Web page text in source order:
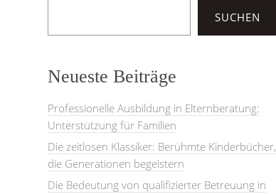
SUCHEN
Neueste Beiträge
Professionelle Ausbildung in Elternberatung:
Unterstützung für Familien
Die zeitlosen Klassiker: Berühmte Kinderbücher,
die Generationen begeistern
Die Bedeutung von qualifizierter Betreuung in